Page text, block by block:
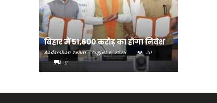
बिहार में 51,600 करोड़ का होगा निवेश
Aadarshan Team - August 6, 2026
20
0